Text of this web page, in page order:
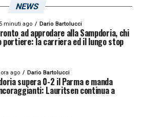
NEWS
minuti ago Dario Bartolucci
ad approdare alla Sampdoria, chi
portiere: la carriera ed il lungo stop
ago Dario Bartolucci
supera 0-2 il Parma e manda
Lauritsen continua a